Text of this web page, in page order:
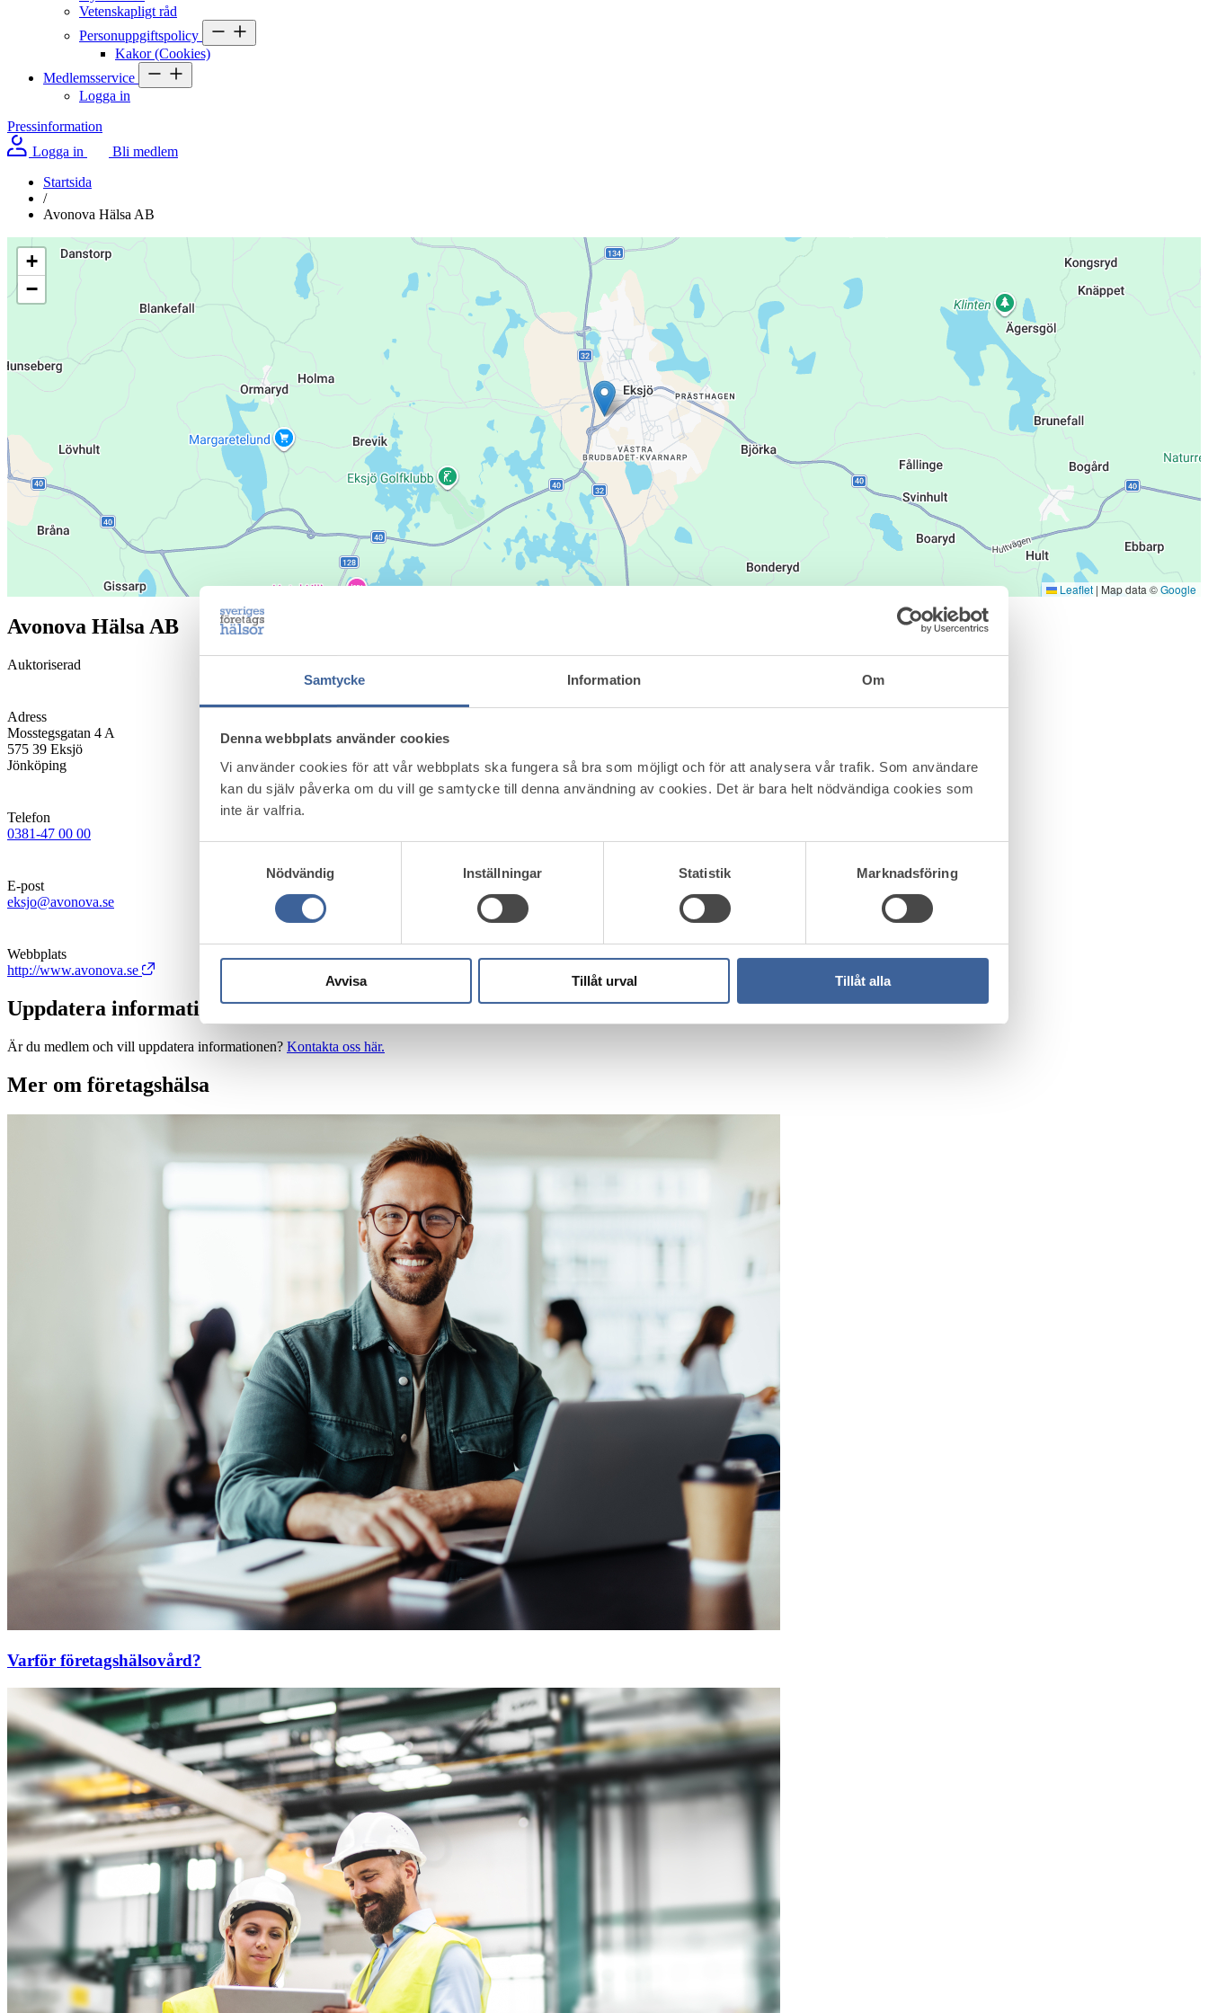
Samtycke Information Om
Denna webbplats använder cookies
Vi använder cookies för att vår webbplats ska fungera så bra som möjligt och för att analysera vår trafik. Som användare
kan du själv påverka om du vill ge samtycke till denna användning av cookies. Det är bara helt nödvändiga cookies som
inte är valfria.
Nödvändig
Inställningar Statistik Marknadsföring
Avvisa Tillåt urval Tillåt alla
Vetenskapligt råd
Personuppgiftspolicy
Kakor (Cookies)
Medlemsservice
Logga in
Pressinformation
Logga in
Bli medlem
Startsida
/
Avonova Hälsa AB
+
−
Leaflet | Map data ©Google
Avonova Hälsa AB
Auktoriserad
Adress
Mosstegsgatan 4 A
575 39 Eksjö
Jönköping
Telefon
0381-47 00 00
E-post
eksjo@avonova.se
Webbplats
http://www.avonova.se
Uppdatera information
Är du medlem och vill uppdatera informationen? Kontakta oss här.
Mer om företagshälsa
Varför företagshälsovård?